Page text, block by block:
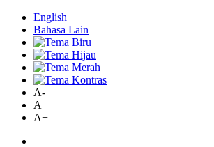
English
Bahasa Lain
A-
A
A+